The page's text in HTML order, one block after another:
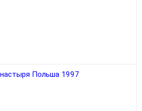
Польша 1997